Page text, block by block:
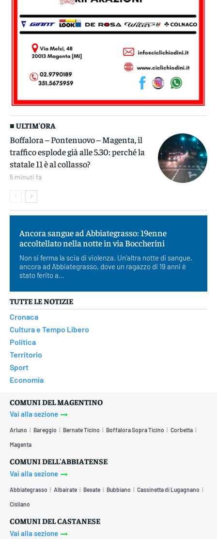
■ ULTIM'ORA
Boffalora – Pontenuovo – Magenta, il
traffico esplode già alle 5.30: perché la
statale 11 è al collasso?
5 minuti fa
Ancora sangue ad Abbiategrasso: 19enne
accoltellato nella notte in via Boccherini
Non si ferma la scia di violenza. Un'altra notte di sangue,
ancora ad Abbiategrasso, dove un ragazzo di 19 anni è
stato ferito a...
TUTTE LE NOTIZIE
Cronaca
Cultura e Tempo Libero
Politica
Territorio
Sport
Economia
COMUNI DEL MAGENTINO
Vai alla sezione
Arluno Bareggio Bernate Ticino Boffalora Sopra Ticino Corbetta
Magenta
COMUNI DELL'ABBIATENSE
Vai alla sezione
Abbiategrasso Albairate Besate Bubbiano Cassinetta di Lugagnano
Cisliano
COMUNI DEL CASTANESE
Vai alla sezione